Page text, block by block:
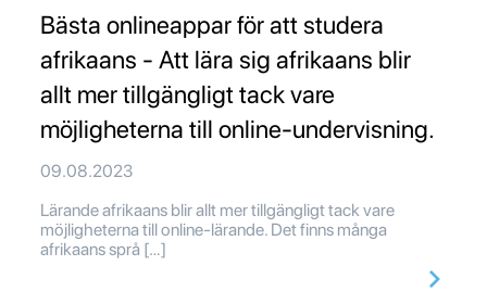
Bästa onlineappar för att studera
afrikaans - Att lära sig afrikaans blir
allt mer tillgängligt tack vare
möjligheterna till online-undervisning.
09.08.2023
Lärande afrikaans blir allt mer tillgängligt tack vare
möjligheterna till online-lärande. Det finns många
afrikaans språ […]